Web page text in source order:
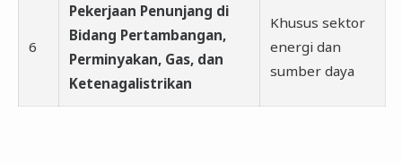
6
Pekerjaan Penunjang di
Bidang Pertambangan,
Perminyakan, Gas, dan
Ketenagalistrikan
Khusus sektor
energi dan
sumber daya